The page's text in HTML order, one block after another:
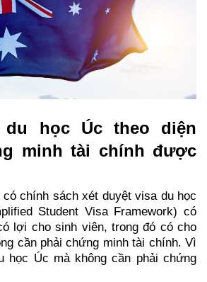
học Úc theo diện
minh tài chính được
chính sách xét duyệt visa du học
Student Visa Framework) có
lợi cho sinh viên, trong đó có cho
cần phải chứng minh tài chính. Vì
học Úc mà không cần phải chứng